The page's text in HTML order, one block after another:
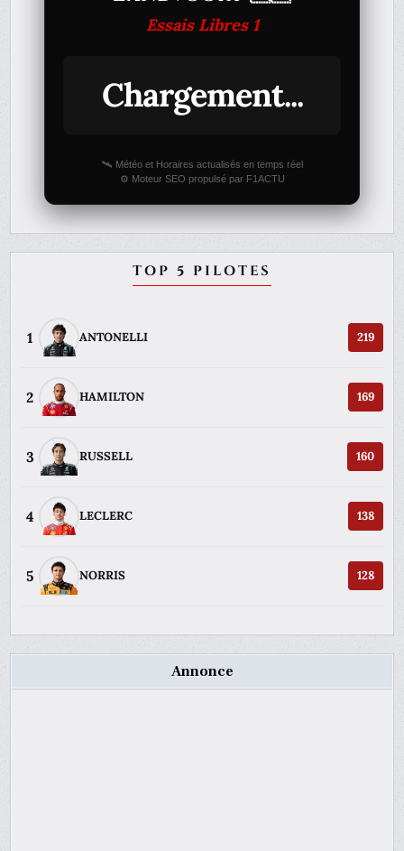
Essais Libres 1
Chargement...
🛰️ Météo et Horaires actualisés en temps réel
⚙️ Moteur SEO propulsé par F1ACTU
TOP 5 PILOTES
1 ANTONELLI 219
2 HAMILTON 169
3 RUSSELL 160
4 LECLERC 138
5 NORRIS 128
Annonce